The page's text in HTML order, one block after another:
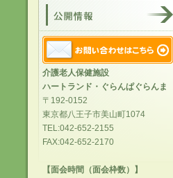
介護老人保健施設
ハートランド・ぐらんぱぐらんま
〒192-0152
東京都八王子市美山町1074
TEL:042-652-2155
FAX:042-652-2170
【面会時間（面会枠数）】